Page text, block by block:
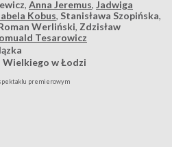
, Anna Jeremus, Jadwiga
Kobus, Stanisława Szopińska,
Werliński, Zdzisław
Tesarowicz
Wielkiego w Łodzi
premierowym